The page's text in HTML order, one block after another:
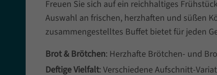
Freuen Sie sich auf ein reichhaltiges
Auswahl an frischen, herzhaften und süßen
zusammengestelltes Buffet bietet für jeden
Brot & Brötchen: Herzhafte Brötchen- und
Deftige Vielfalt: Verschiedene Aufschnitt-